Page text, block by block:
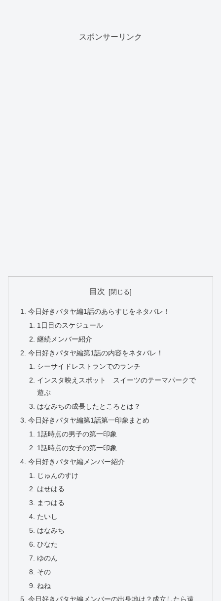
スポンサーリンク
目次
今日好きパタヤ編1話のあらすじをネタバレ！
1日目のスケジュール
継続メンバー紹介
今日好きパタヤ編第1話の内容をネタバレ！
シーサイドレストランでのランチ
インスタ映えスポット スイーツのテーマパークで
遊ぶ
はなみちの成長したところとは？
今日好きパタヤ編第1話第一印象まとめ
1話時点の男子の第一印象
1話時点の女子の第一印象
今日好きパタヤ編メンバー紹介
じゅんのすけ
はせはる
まつはる
たいし
はなみち
ひなた
ゆのん
その
ねね
今日好きパタヤ編メンバーの出身地は？成立したら遠